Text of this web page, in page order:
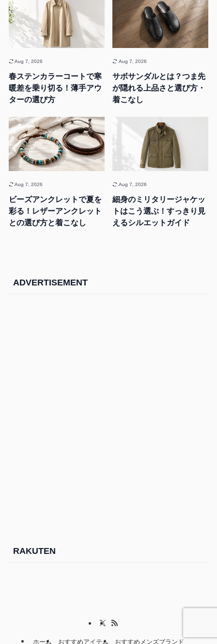
春ステンカラーコートで寒
暖差を乗り切る！薄手アウ
ターの選び方
Aug 7, 2026
サボサンダルとは？つま先
が隠れる上品さと選び方・
着こなし
Aug 7, 2026
ビーズアンクレットで夏を
彩る！レザーアンクレット
との選び方と着こなし
Aug 7, 2026
細身のミリタリージャケッ
トはこう選ぶ！すっきり見
えるシルエットガイド
Aug 7, 2026
ADVERTISEMENT
RAKUTEN
ホーム おすすめアイテム おすすめメンズブランド